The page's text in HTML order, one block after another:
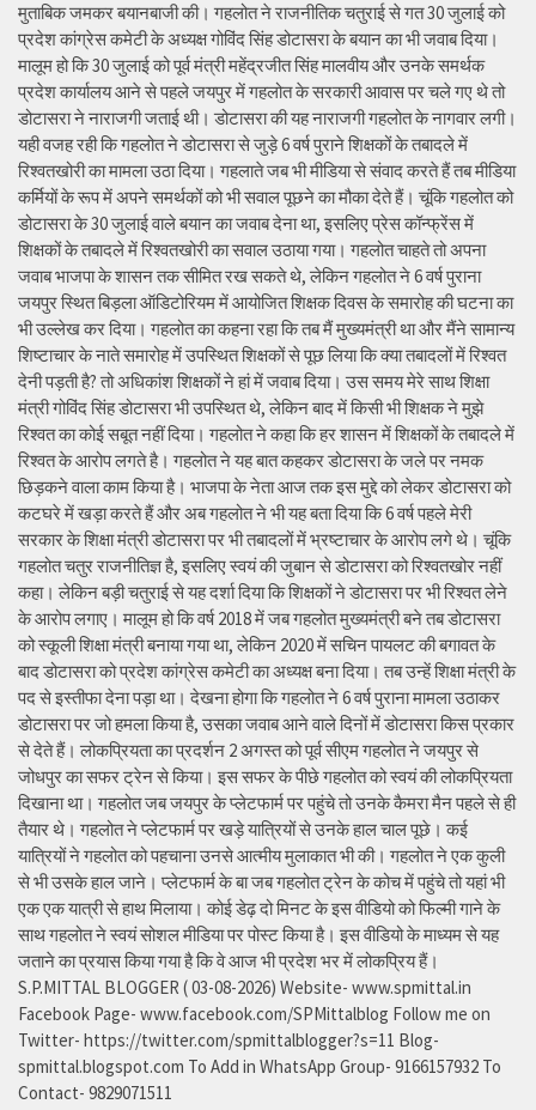
मुताबिक जमकर बयानबाजी की। गहलोत ने राजनीतिक चतुराई से गत 30 जुलाई को
प्रदेश कांग्रेस कमेटी के अध्यक्ष गोविंद सिंह डोटासरा के बयान का भी जवाब दिया।
मालूम हो कि 30 जुलाई को पूर्व मंत्री महेंद्रजीत सिंह मालवीय और उनके समर्थक
प्रदेश कार्यालय आने से पहले जयपुर में गहलोत के सरकारी आवास पर चले गए थे तो
डोटासरा ने नाराजगी जताई थी। डोटासरा की यह नाराजगी गहलोत के नागवार लगी।
यही वजह रही कि गहलोत ने डोटासरा से जुड़े 6 वर्ष पुराने शिक्षकों के तबादले में
रिश्वतखोरी का मामला उठा दिया। गहलाते जब भी मीडिया से संवाद करते हैं तब मीडिया
कर्मियों के रूप में अपने समर्थकों को भी सवाल पूछने का मौका देते हैं। चूंकि गहलोत को
डोटासरा के 30 जुलाई वाले बयान का जवाब देना था, इसलिए प्रेस कॉन्फ्रेंस में
शिक्षकों के तबादले में रिश्वतखोरी का सवाल उठाया गया। गहलोत चाहते तो अपना
जवाब भाजपा के शासन तक सीमित रख सकते थे, लेकिन गहलोत ने 6 वर्ष पुराना
जयपुर स्थित बिड़ला ऑडिटोरियम में आयोजित शिक्षक दिवस के समारोह की घटना का
भी उल्लेख कर दिया। गहलोत का कहना रहा कि तब मैं मुख्यमंत्री था और मैंने सामान्य
शिष्टाचार के नाते समारोह में उपस्थित शिक्षकों से पूछ लिया कि क्या तबादलों में रिश्वत
देनी पड़ती है? तो अधिकांश शिक्षकों ने हां में जवाब दिया। उस समय मेरे साथ शिक्षा
मंत्री गोविंद सिंह डोटासरा भी उपस्थित थे, लेकिन बाद में किसी भी शिक्षक ने मुझे
रिश्वत का कोई सबूत नहीं दिया। गहलोत ने कहा कि हर शासन में शिक्षकों के तबादले में
रिश्वत के आरोप लगते है। गहलोत ने यह बात कहकर डोटासरा के जले पर नमक
छिड़कने वाला काम किया है। भाजपा के नेता आज तक इस मुद्दे को लेकर डोटासरा को
कटघरे में खड़ा करते हैं और अब गहलोत ने भी यह बता दिया कि 6 वर्ष पहले मेरी
सरकार के शिक्षा मंत्री डोटासरा पर भी तबादलों में भ्रष्टाचार के आरोप लगे थे। चूंकि
गहलोत चतुर राजनीतिज्ञ है, इसलिए स्वयं की जुबान से डोटासरा को रिश्वतखोर नहीं
कहा। लेकिन बड़ी चतुराई से यह दर्शा दिया कि शिक्षकों ने डोटासरा पर भी रिश्वत लेने
के आरोप लगाए। मालूम हो कि वर्ष 2018 में जब गहलोत मुख्यमंत्री बने तब डोटासरा
को स्कूली शिक्षा मंत्री बनाया गया था, लेकिन 2020 में सचिन पायलट की बगावत के
बाद डोटासरा को प्रदेश कांग्रेस कमेटी का अध्यक्ष बना दिया। तब उन्हें शिक्षा मंत्री के
पद से इस्तीफा देना पड़ा था। देखना होगा कि गहलोत ने 6 वर्ष पुराना मामला उठाकर
डोटासरा पर जो हमला किया है, उसका जवाब आने वाले दिनों में डोटासरा किस प्रकार
से देते हैं। लोकप्रियता का प्रदर्शन 2 अगस्त को पूर्व सीएम गहलोत ने जयपुर से
जोधपुर का सफर ट्रेन से किया। इस सफर के पीछे गहलोत को स्वयं की लोकप्रियता
दिखाना था। गहलोत जब जयपुर के प्लेटफार्म पर पहुंचे तो उनके कैमरा मैन पहले से ही
तैयार थे। गहलोत ने प्लेटफार्म पर खड़े यात्रियों से उनके हाल चाल पूछे। कई
यात्रियों ने गहलोत को पहचाना उनसे आत्मीय मुलाकात भी की। गहलोत ने एक कुली
से भी उसके हाल जाने। प्लेटफार्म के बा जब गहलोत ट्रेन के कोच में पहुंचे तो यहां भी
एक एक यात्री से हाथ मिलाया। कोई डेढ़ दो मिनट के इस वीडियो को फिल्मी गाने के
साथ गहलोत ने स्वयं सोशल मीडिया पर पोस्ट किया है। इस वीडियो के माध्यम से यह
जताने का प्रयास किया गया है कि वे आज भी प्रदेश भर में लोकप्रिय हैं।
S.P.MITTAL BLOGGER ( 03-08-2026) Website- www.spmittal.in
Facebook Page- www.facebook.com/SPMittalblog Follow me on
Twitter- https://twitter.com/spmittalblogger?s=11 Blog-
spmittal.blogspot.com To Add in WhatsApp Group- 9166157932 To
Contact- 9829071511